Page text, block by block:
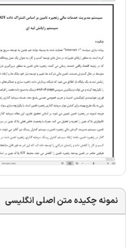
نمونه چکیده متن اصلی انگلیسی